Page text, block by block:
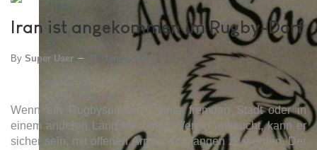
Iran ist angekommen im Rugby-Dorf
By Super User 01. Januar 2018
Wenn ein Rugbyspieler in einer fremden Stadt oder in
einem anderen Land bei einem Verein auftaucht, kann er
sicher sein, mit offenen Armen empfangen zu werden. Der